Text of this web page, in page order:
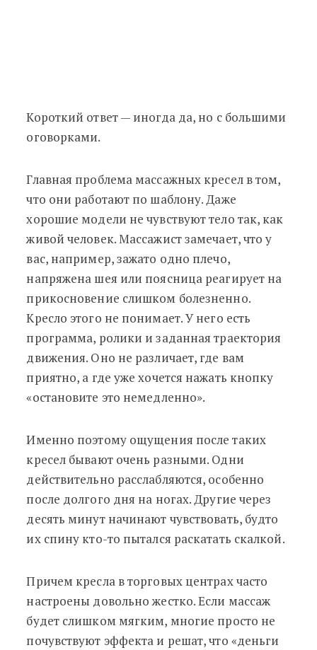
Короткий ответ — иногда да, но с большими
оговорками.
Главная проблема массажных кресел в том,
что они работают по шаблону. Даже
хорошие модели не чувствуют тело так, как
живой человек. Массажист замечает, что у
вас, например, зажато одно плечо,
напряжена шея или поясница реагирует на
прикосновение слишком болезненно.
Кресло этого не понимает. У него есть
программа, ролики и заданная траектория
движения. Оно не различает, где вам
приятно, а где уже хочется нажать кнопку
«остановите это немедленно».
Именно поэтому ощущения после таких
кресел бывают очень разными. Одни
действительно расслабляются, особенно
после долгого дня на ногах. Другие через
десять минут начинают чувствовать, будто
их спину кто-то пытался раскатать скалкой.
Причем кресла в торговых центрах часто
настроены довольно жестко. Если массаж
будет слишком мягким, многие просто не
почувствуют эффекта и решат, что «деньги